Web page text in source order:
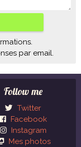
par email.
Follow me
Twitter
Facebook
Instagram
Mes photos